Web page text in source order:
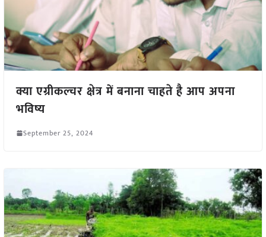
क्या एग्रीकल्चर क्षेत्र में बनाना चाहते है आप अपना
भविष्य
September 25, 2024